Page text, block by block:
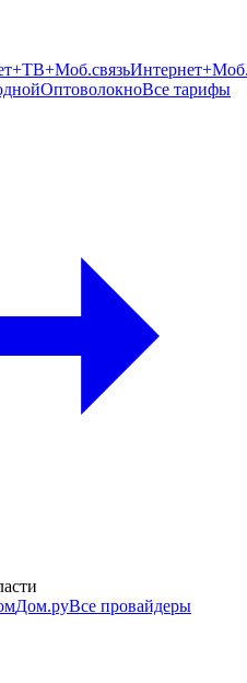
ОптоволокноВсе тарифы
Дом.руВсе провайдеры